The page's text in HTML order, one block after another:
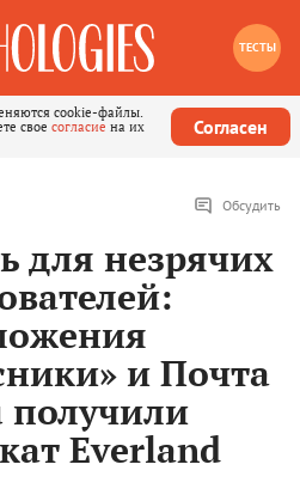
ТЕСТЫ
cookie-файлы.
свое согласие на их
Согласен
Обсудить
для незрячих
и Почта
Everland